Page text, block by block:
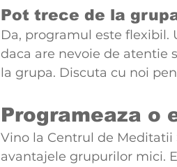
Pot trece de la
Da, programul este flexibil.
daca are nevoie de atentie
la grupa. Discuta cu noi
Programeaza o
Vino la Centrul de Meditatii
avantajele grupurilor mici.